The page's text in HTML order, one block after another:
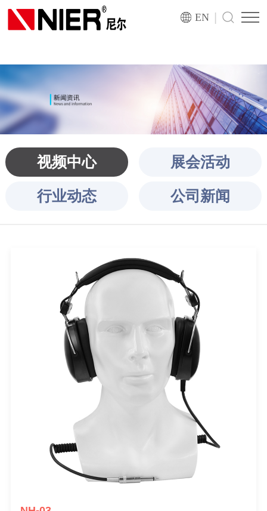
EN
视频中心 展会活动
行业动态 公司新闻